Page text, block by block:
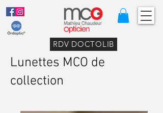
RDV DOCTOLIB
Lunettes MCO de
collection